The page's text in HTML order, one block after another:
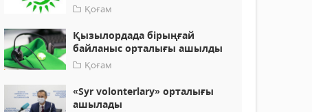
Қоғам
Қызылордада бірыңғай
байланыс орталығы ашылды
Қоғам
«Syr volonterlary» орталығы
ашылады